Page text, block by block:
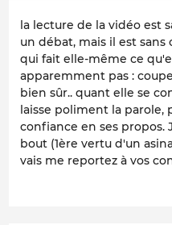
la lecture de la vidéo est
un débat, mais il est
qui fait elle-même ce
apparemment pas :
bien sûr.. quant elle se
laisse poliment la parole,
confiance en ses propos.
bout (1ère vertu d'un
vais me reportez à vos